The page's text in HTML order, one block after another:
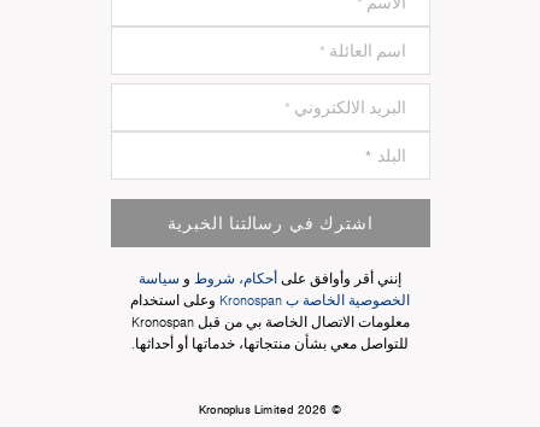
اشترك في رسالتنا الخبرية
إنني أقر وأوافق على أحكام، شروطو سياسة
الخصوصية الخاصة ب Kronospan
وعلى استخدام
معلومات الاتصال الخاصة بي من قبل Kronospan
للتواصل معي بشأن منتجاتها، خدماتها أو أحداثها.
© Kronoplus Limited 2026